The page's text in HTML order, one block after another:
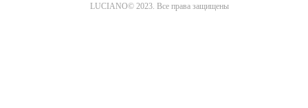
LUCIANO© 2023. Все права защищены